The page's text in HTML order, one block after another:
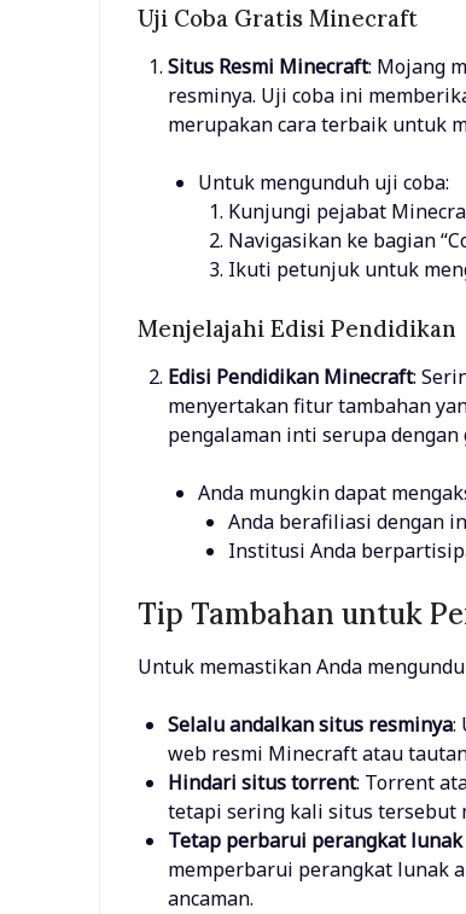
Uji Coba Gratis Minecraft
Situs Resmi Minecraft: Mojang
resminya. Uji coba ini
merupakan cara terbaik untuk
Untuk mengunduh uji coba:
Kunjungi pejabat
Navigasikan ke bagian
Ikuti petunjuk untuk
Menjelajahi Edisi Pendidikan
Edisi Pendidikan Minecraft:
menyertakan fitur tambahan
pengalaman inti serupa dengan
Anda mungkin dapat
Anda berafiliasi dengan
Institusi Anda
Tip Tambahan untuk
Untuk memastikan Anda
Selalu andalkan situs resminya:
web resmi Minecraft atau
Hindari situs torrent: Torrent
tetapi sering kali situs tersebut
Tetap perbarui perangkat
memperbarui perangkat lunak
ancaman.